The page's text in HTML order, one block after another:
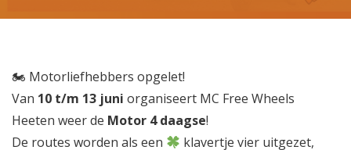
 Motorliefhebbers opgelet!
Van 10 t/m 13 juni organiseert MC Free Wheels
Heeten weer de Motor 4 daagse!
De routes worden als een
klavertje vier uitgezet,